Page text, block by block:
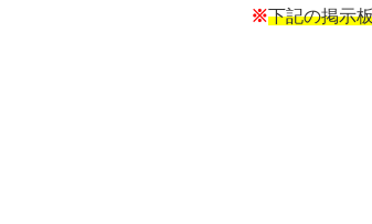
※下記の掲示